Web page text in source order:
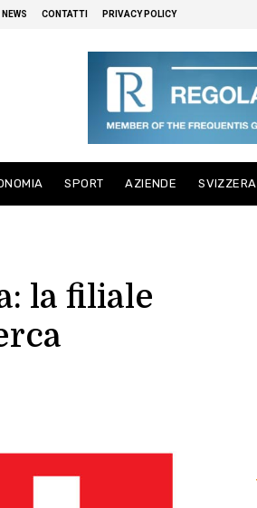
NEWS CONTATTI PRIVACY POLICY
SPORT AZIENDE SVIZZERA
la filiale